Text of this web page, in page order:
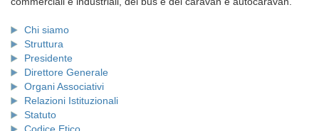
Chi siamo
Struttura
Presidente
Direttore Generale
Organi Associativi
Relazioni Istituzionali
Statuto